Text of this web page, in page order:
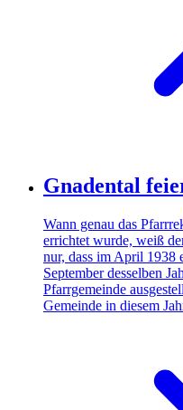
Gnadental
Wann genau das
errichtet wurde, weiß
nur, dass im April 1938
September desselben
Pfarrgemeinde
Gemeinde in diesem